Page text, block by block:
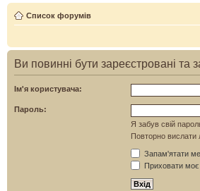
Список форумів
Ви повинні бути зареєстровані та
Ім'я користувача:
Пароль:
Я забув свій
Повторно вислати
Запам'ятати
Приховати